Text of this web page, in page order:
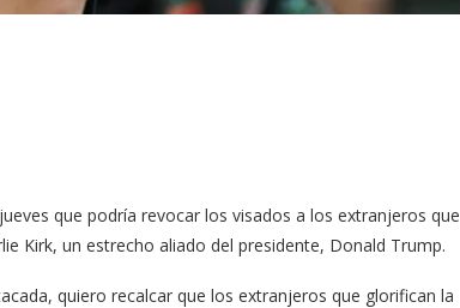
que podría revocar los visados a los extranjeros que
Kirk, un estrecho aliado del presidente, Donald Trump.
quiero recalcar que los extranjeros que glorifican la